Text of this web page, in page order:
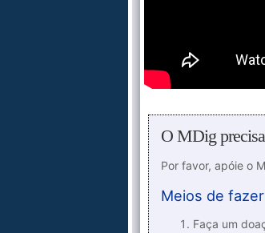
O MDig
Por favor, apóie o
Meios de
Faça um